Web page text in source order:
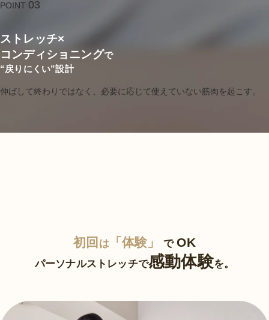
POINT 03
ストレッチ×
コンディショニングで
“戻りにくい”設計
伸ばして終わりではなく、必要に応じて使えていない筋肉を起こす。
初回 は 「体験」 でOK
パーソナルストレッチで感動体験を。